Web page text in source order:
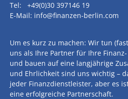
Tel: +49(0)30 397146 19
E-Mail: info@finanzen-berlin.com
Um es kurz zu machen: Wir tun
uns als Ihre Partner für Ihre
und bauen auf eine langjährige
und Ehrlichkeit sind uns wichtig –
jeder Finanzdienstleister, aber es
eine erfolgreiche Partnerschaft.